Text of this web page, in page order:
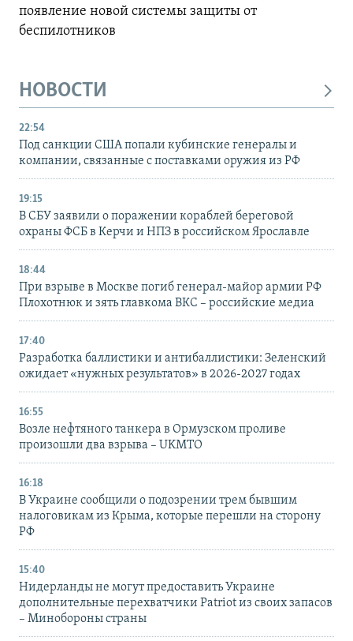
появление новой системы защиты от
беспилотников
НОВОСТИ
22:54
Под санкции США попали кубинские генералы и
компании, связанные с поставками оружия из РФ
19:15
В СБУ заявили о поражении кораблей береговой
охраны ФСБ в Керчи и НПЗ в российском Ярославле
18:44
При взрыве в Москве погиб генерал-майор армии РФ
Плохотнюк и зять главкома ВКС – российские медиа
17:40
Разработка баллистики и антибаллистики: Зеленский
ожидает «нужных результатов» в 2026-2027 годах
16:55
Возле нефтяного танкера в Ормузском проливе
произошли два взрыва – UKMTO
16:18
В Украине сообщили о подозрении трем бывшим
налоговикам из Крыма, которые перешли на сторону
РФ
15:40
Нидерланды не могут предоставить Украине
дополнительные перехватчики Patriot из своих запасов
– Минобороны страны